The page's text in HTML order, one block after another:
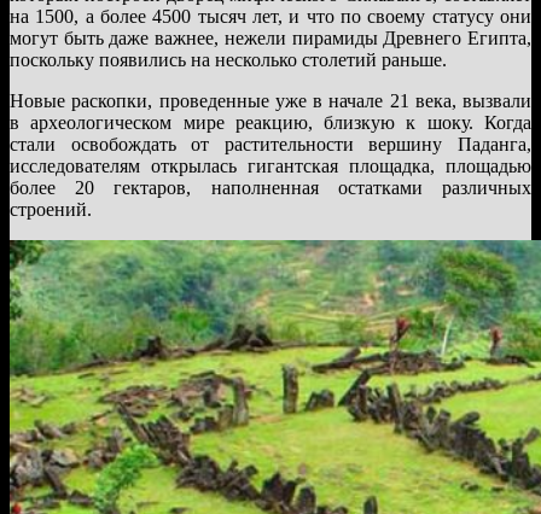
на 1500, а более 4500 тысяч лет, и что по своему статусу они
могут быть даже важнее, нежели пирамиды Древнего Египта,
поскольку появились на несколько столетий раньше.
Новые раскопки, проведенные уже в начале 21 века, вызвали
в археологическом мире реакцию, близкую к шоку. Когда
стали освобождать от растительности вершину Паданга,
исследователям открылась гигантская площадка, площадью
более 20 гектаров, наполненная остатками различных
строений.